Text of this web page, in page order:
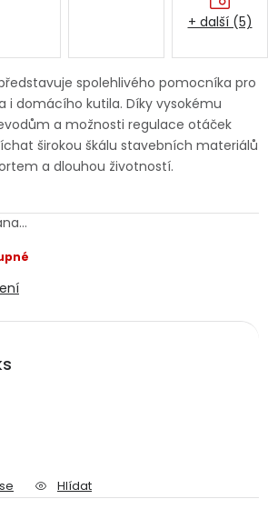
mé objednávky?
(B2B)
Váš zákaznický účet Kontakt
Reklamační řád
spolehlivého pomocníka pro
i domácího kutila. Díky vysokému
a možnosti regulace otáček
širokou škálu stavebních materiálů
a dlouhou životností.
Hlídat
+ další (5)